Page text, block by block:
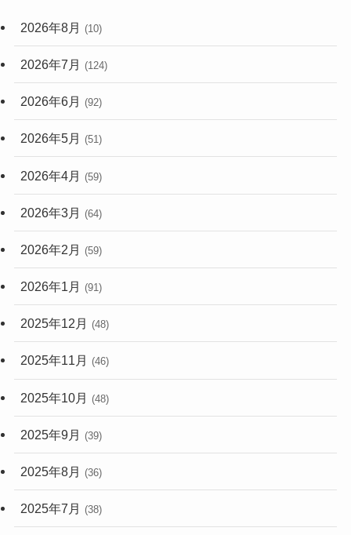
2026年8月 (10)
2026年7月 (124)
2026年6月 (92)
2026年5月 (51)
2026年4月 (59)
2026年3月 (64)
2026年2月 (59)
2026年1月 (91)
2025年12月 (48)
2025年11月 (46)
2025年10月 (48)
2025年9月 (39)
2025年8月 (36)
2025年7月 (38)